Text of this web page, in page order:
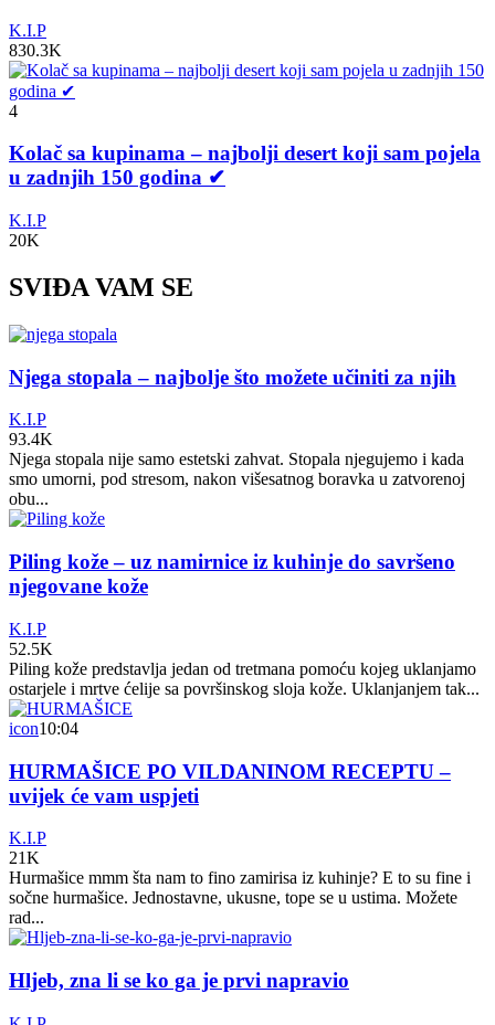
K.I.P
830.3K
4
Kolač sa kupinama – najbolji desert koji sam pojela
u zadnjih 150 godina ✔
K.I.P
20K
SVIĐA VAM SE
Njega stopala – najbolje što možete učiniti za njih
K.I.P
93.4K
Njega stopala nije samo estetski zahvat. Stopala njegujemo i kada
smo umorni, pod stresom, nakon višesatnog boravka u zatvorenoj
obu...
Piling kože – uz namirnice iz kuhinje do savršeno
njegovane kože
K.I.P
52.5K
Piling kože predstavlja jedan od tretmana pomoću kojeg uklanjamo
ostarjele i mrtve ćelije sa površinskog sloja kože. Uklanjanjem tak...
icon10:04
HURMAŠICE PO VILDANINOM RECEPTU –
uvijek će vam uspjeti
K.I.P
21K
Hurmašice mmm šta nam to fino zamirisa iz kuhinje? E to su fine i
sočne hurmašice. Jednostavne, ukusne, tope se u ustima. Možete
rad...
Hljeb, zna li se ko ga je prvi napravio